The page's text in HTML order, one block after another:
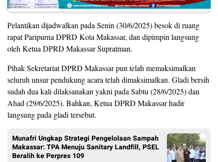
Pelantikan dijadwalkan pada Senin (30/6/2025) besok di ruang
rapat Paripurna DPRD Kota Makassar, dan dipimpin langsung
oleh Ketua DPRD Makassar Supratman.
Pihak Sekretariat DPRD Makassar pun telah memaksimalkan
seluruh unsur pendukung acara telah dimaksimalkan. Gladi bersih
sudah dua kali dilaksanakan yakni pada Sabtu (28/6/2025) dan
Ahad (29/6/2025). Bahkan, Ketua DPRD Makassar hadir
langsung pada gladi tersebut.
Munafri Ungkap Strategi Pengelolaan Sampah
Makassar: TPA Menuju Sanitary Landfill, PSEL
Beralih ke Perpres 109